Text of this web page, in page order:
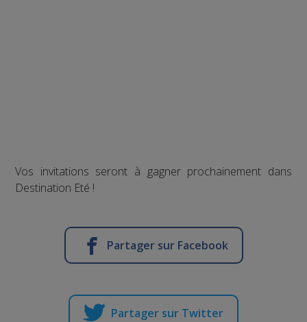
Vos invitations seront à gagner prochainement dans
Destination Eté !
Partager sur Facebook
Partager sur Twitter